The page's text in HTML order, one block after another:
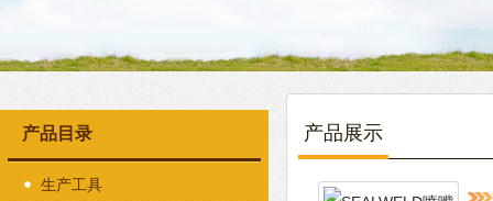
产品目录
生产工具
产品展示